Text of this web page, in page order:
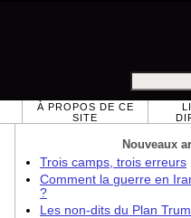
À PROPOS DE CE
SITE
Nouveaux
Trois camps, trois erreurs
Comment la guerre en
?
Les non-dits du Plan